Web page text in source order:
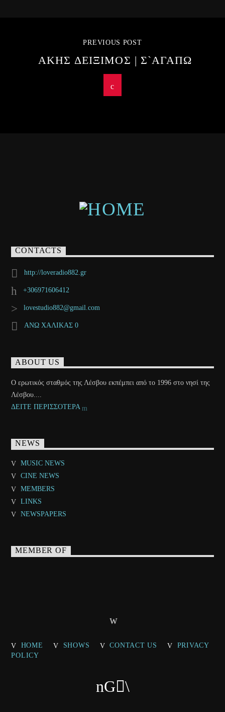
PREVIOUS POST
ΑΚΗΣ ΔΕΙΞΙΜΟΣ | Σ`ΑΓΑΠΩ
CONTACTS
http://loveradio882.gr
+306971606412
lovestudio882@gmail.com
ΑΝΩ ΧΑΛΙΚΑΣ 0
ABOUT US
Ο ερωτικός σταθμός της Λέσβου εκπέμπει από το 1996 στο νησί της
Λέσβου....
ΔΕΙΤΕ ΠΕΡΙΣΣΟΤΕΡΑ
NEWS
MUSIC NEWS
CINE NEWS
MEMBERS
LINKS
NEWSPAPERS
MEMBER OF
HOME SHOWS CONTACT US
PRIVACY
POLICY